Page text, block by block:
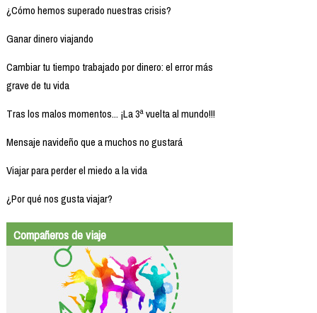
¿Cómo hemos superado nuestras crisis?
Ganar dinero viajando
Cambiar tu tiempo trabajado por dinero: el error más
grave de tu vida
Tras los malos momentos... ¡La 3ª vuelta al mundo!!!
Mensaje navideño que a muchos no gustará
Viajar para perder el miedo a la vida
¿Por qué nos gusta viajar?
Compañeros de viaje